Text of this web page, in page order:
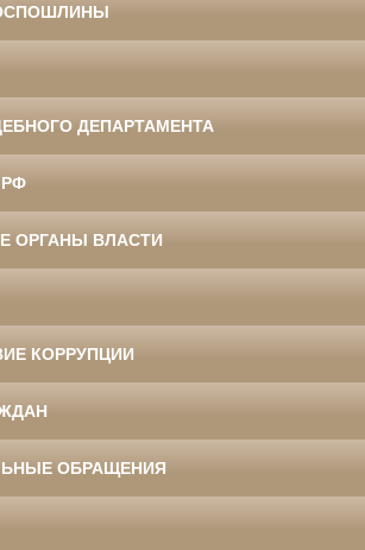
ДЕПАРТАМЕНТА
ОРГАНЫ ВЛАСТИ
КОРРУПЦИИ
ОБРАЩЕНИЯ